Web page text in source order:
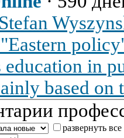
in
based on
развернуть все